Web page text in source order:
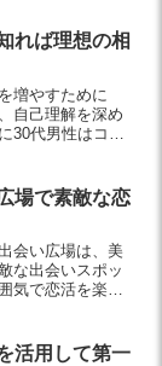
れば理想の相
増やすために
自己理解を深め
30代男性はコミ
場で素敵な恋
会い広場は、美
な出会いスポッ
気で恋活を楽し
活用して第一